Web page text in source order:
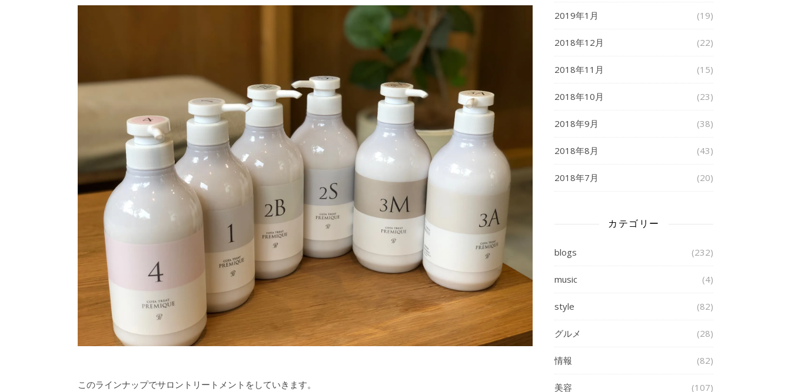
このラインナップでサロントリートメントをしていきます。
2019年1月 (19)
2018年12月 (22)
2018年11月 (15)
2018年10月 (23)
2018年9月 (38)
2018年8月 (43)
2018年7月 (20)
カテゴリー
blogs (232)
music (4)
style (82)
グルメ (28)
情報 (82)
美容 (107)